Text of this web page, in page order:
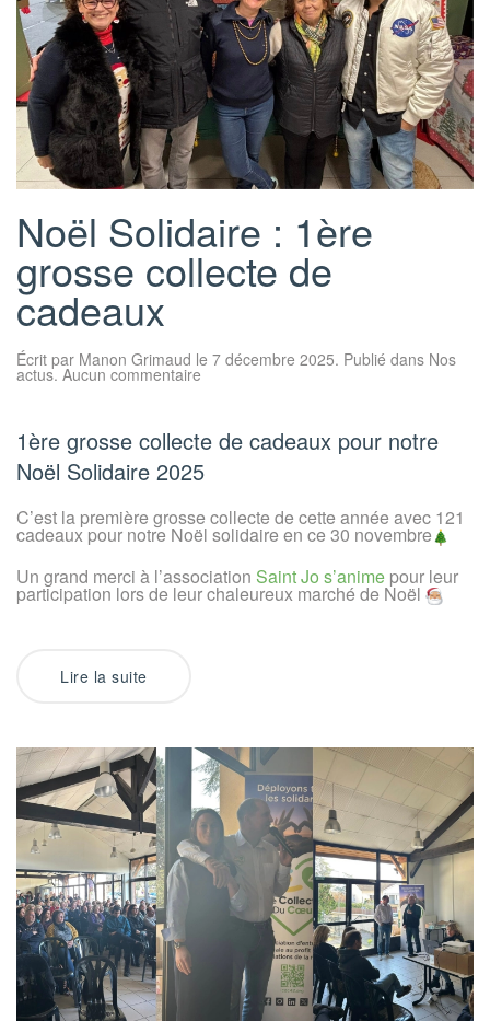
Noël Solidaire : 1ère
grosse collecte de
cadeaux
Écrit par Manon Grimaud le 7 décembre 2025. Publié dans Nos
actus. Aucun commentaire
1ère
grosse
collecte
de
1ère grosse collecte de cadeaux pour notre
Noël Solidaire 2025
C’est la première grosse collecte de cette année avec 121
cadeaux pour notre Noël solidaire en ce 30 novembre
Un grand merci à l’association Saint Jo s’anime pour leur
participation lors de leur chaleureux marché de Noël
Lire la suite